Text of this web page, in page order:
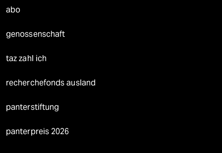
abo
genossenschaft
taz zahl ich
recherchefonds ausland
panterstiftung
panterpreis 2026